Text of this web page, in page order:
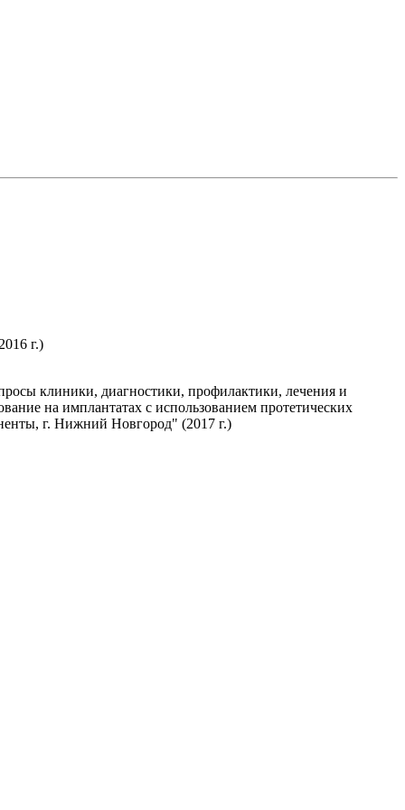
г.)
клиники, диагностики, профилактики, лечения и
на имплантатах с использованием протетических
г. Нижний Новгород" (2017 г.)